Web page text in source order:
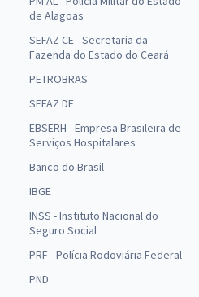
de Alagoas
SEFAZ CE - Secretaria da
Fazenda do Estado do Ceará
PETROBRAS
SEFAZ DF
EBSERH - Empresa Brasileira de
Serviços Hospitalares
Banco do Brasil
IBGE
INSS - Instituto Nacional do
Seguro Social
PRF - Polícia Rodoviária Federal
PND